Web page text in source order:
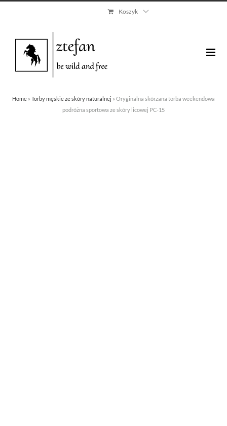
content
Koszyk
Home » Torby męskie ze skóry naturalnej » Oryginalna skórzana torba weekendowa
podróżna sportowa ze skóry licowej PC-15